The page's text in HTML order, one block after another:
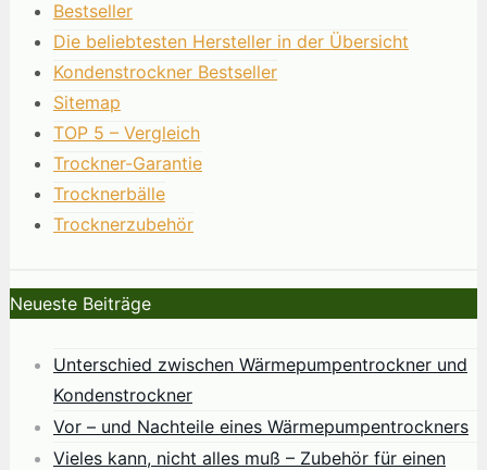
Bestseller
Die beliebtesten Hersteller in der Übersicht
Kondenstrockner Bestseller
Sitemap
TOP 5 – Vergleich
Trockner-Garantie
Trocknerbälle
Trocknerzubehör
Neueste Beiträge
Unterschied zwischen Wärmepumpentrockner und
Kondenstrockner
Vor – und Nachteile eines Wärmepumpentrockners
Vieles kann, nicht alles muß – Zubehör für einen